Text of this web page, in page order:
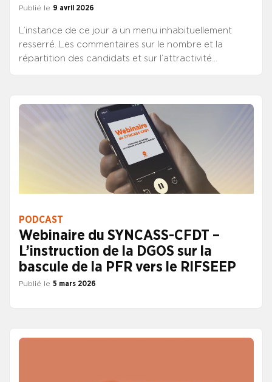
Publié le 9 avril 2026
L’instance de ce jour a un menu inhabituellement
resserré. Les commentaires sur le nombre et la
répartition des candidats et sur l’attractivité
son propos liminaire sur les éléments d’actualité
statutaire en lien direct avec le fonctionnement de
l’instance collégiale.
PODCAST
Webinaire du SYNCASS-CFDT –
L’instruction de la DGOS sur la
bascule de la PFR vers le RIFSEEP
Publié le 5 mars 2026